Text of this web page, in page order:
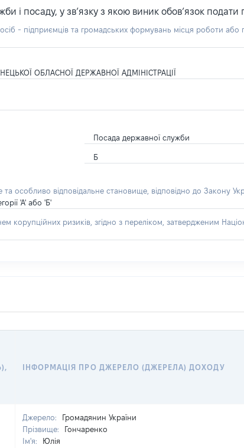
і посаду, у зв’язку з якою виник обов’язок подати
- підприємців та громадських формувань місця роботи
ОБЛАСНОЇ ДЕРЖАВНОЇ АДМІНІСТРАЦІЇ
Посада державної служби
Б
особливо відповідальне становище, відповідно до Закону
'А' або 'Б'
ризиків, згідно з переліком, затвердженим
ІНФОРМАЦІЯ ПРО ДЖЕРЕЛО (ДЖЕРЕЛА) ДОХОДУ
Джерело:
Громадянин України
Прізвище:
Гончаренко
Ім'я:
Юлія